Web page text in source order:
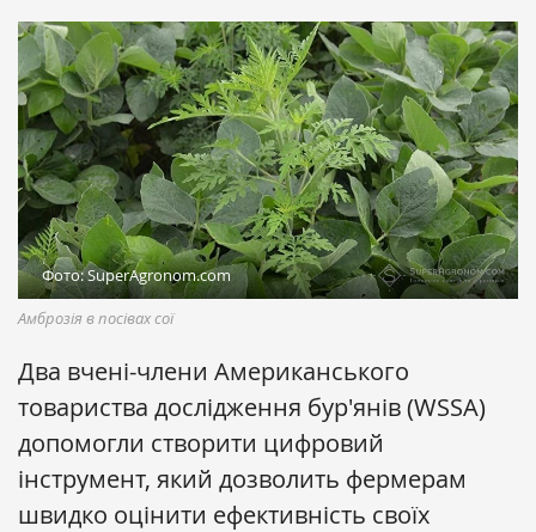
Фото: SuperAgronom.com
Амброзія в посівах сої
Два вчені-члени Американського
товариства дослідження бур'янів (WSSA)
допомогли створити цифровий
інструмент, який дозволить фермерам
швидко оцінити ефективність своїх